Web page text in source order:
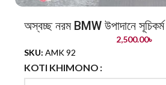
অস্বচ্ছ নরম BMW উপাদানে
2,500.00৳
SKU: AMK 92
KOTI KHIMONO